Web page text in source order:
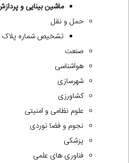
ماشین بینایی و
حمل و نقل
تشخیص شماره پلاک
صنعت
هواشناسی
شهرسازی
کشاورزی
علوم نظامی و امنیتی
نجوم و فضا نوردی
پزشکی
فناوری های علمی